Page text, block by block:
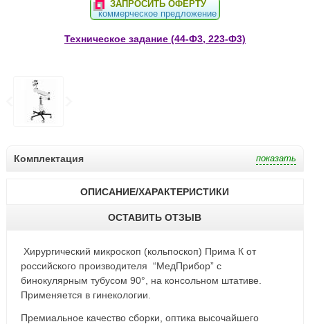
ЗАПРОСИТЬ ОФЕРТУ
коммерческое предложение
Техническое задание (44-Ф3, 223-Ф3)
Комплектация
ОПИСАНИЕ/ХАРАКТЕРИСТИКИ
ОСТАВИТЬ ОТЗЫВ
Хирургический микроскоп (кольпоскоп) Прима К от
российского производителя “МедПрибор” с
бинокулярным тубусом 90°, на консольном штативе.
Применяется в гинекологии.
Премиальное качество сборки, оптика высочайшего